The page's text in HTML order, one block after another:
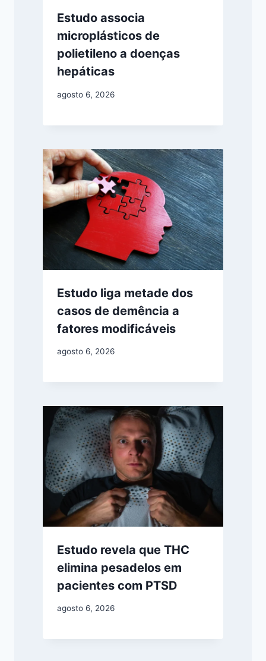
Estudo associa
microplásticos de
polietileno a doenças
hepáticas
agosto 6, 2026
Estudo liga metade dos
casos de demência a
fatores modificáveis
agosto 6, 2026
Estudo revela que THC
elimina pesadelos em
pacientes com PTSD
agosto 6, 2026